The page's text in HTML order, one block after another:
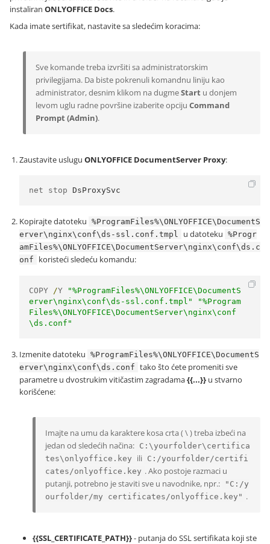
instaliran ONLYOFFICE Docs.
Kada imate sertifikat, nastavite sa sledećim koracima:
Sve komande treba izvršiti sa administratorskim
privilegijama. Da biste pokrenuli komandnu liniju kao
administrator, desnim klikom na dugmeStart u donjem
levom uglu radne površine izaberite opciju Command
Prompt (Admin).
Zaustavite uslugu ONLYOFFICE DocumentServer Proxy:
net stop DsProxySvc
Kopirajte datoteku %ProgramFiles%\ONLYOFFICE\DocumentS
erver\nginx\conf\ds-ssl.conf.tmpl
u datoteku %Progr
amFiles%\ONLYOFFICE\DocumentServer\nginx\conf\ds.c
onf
koristeći sledeću komandu:
COPY /Y
"%ProgramFiles%\ONLYOFFICE\DocumentS
erver\nginx\conf\ds-ssl.conf.tmpl"
"%Program
Files%\ONLYOFFICE\DocumentServer\nginx\conf
\ds.conf"
Izmenite datoteku %ProgramFiles%\ONLYOFFICE\DocumentS
erver\nginx\conf\ds.conf tako što ćete promeniti sve
parametre u dvostrukim vitičastim zagradama{{...}} u stvarno
korišćene:
Imajte na umu da karaktere kosa crta ( \ ) treba izbeći na
jedan od sledećih načina: С:\yourfolder\certifica
tes\onlyoffice.key
ili С:/yourfolder/certifi
cates/onlyoffice.key . Ako postoje razmaci u
putanji, potrebno je staviti sve u navodnike, npr.:
"С:/y
ourfolder/my certificates/onlyoffice.key" .
{{SSL_CERTIFICATE_PATH}}- putanja do SSL sertifikata koji ste